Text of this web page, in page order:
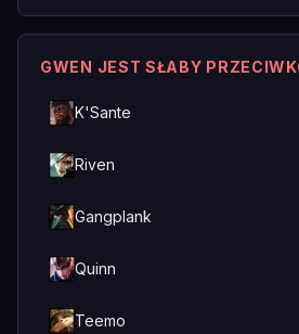
GWEN JEST SŁABY
K'Sante
Riven
Gangplank
Quinn
Teemo